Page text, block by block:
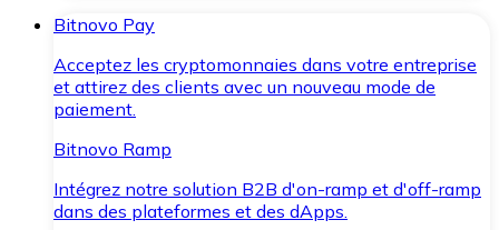
Bitnovo Pay
Acceptez les cryptomonnaies dans votre entreprise
et attirez des clients avec un nouveau mode de
paiement.
Bitnovo Ramp
Intégrez notre solution B2B d'on-ramp et d'off-ramp
dans des plateformes et des dApps.